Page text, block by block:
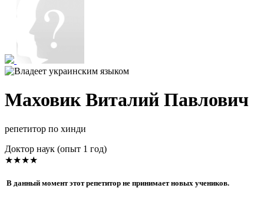
Маховик Виталий Павлович
репетитор по хинди
Доктор наук (опыт 1 год)
★★★★
В данный момент этот репетитор не принимает новых учеников.